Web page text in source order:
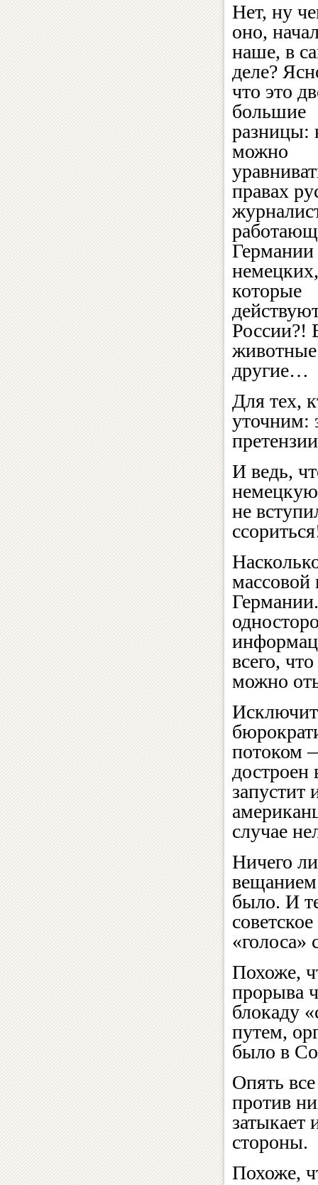
Нет, ну
оно,
наше, в
деле?
что это
большие
разницы:
можно
правах
немецких,
которые
России?!
другие…
Для тех,
уточним:
И ведь,
не
массовой
всего,
можно
потоком
достроен
запустит
случае
Ничего
было. И
Похоже,
прорыва
блокаду
путем,
было в
Опять
против
затыкает
стороны.
Похоже,